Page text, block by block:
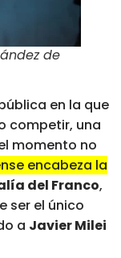
de
en la que
competir, una
momento no
encabeza la
del Franco,
ser el único
a Javier Milei